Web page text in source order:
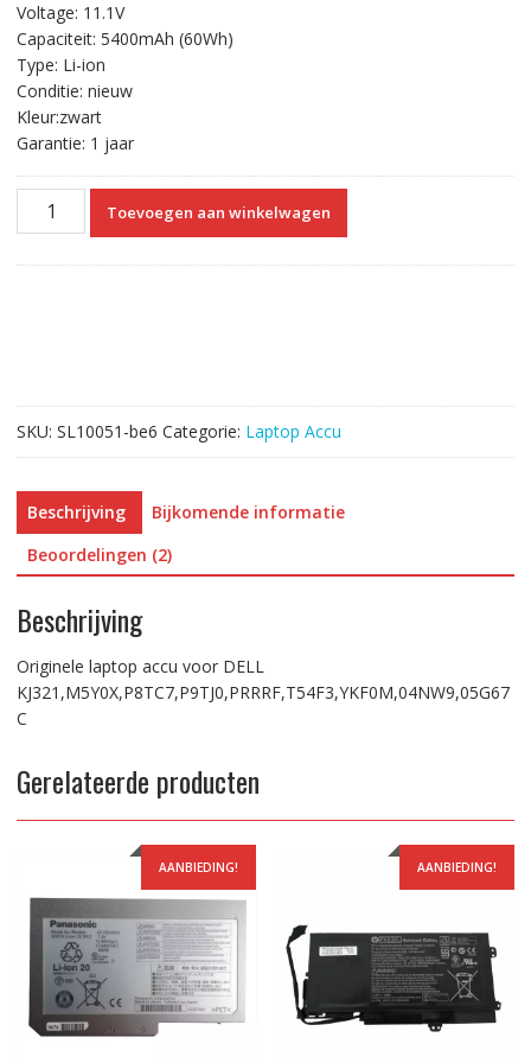
was:
€61.92.€35.35.
Voltage: 11.1V
Capaciteit: 5400mAh (60Wh)
Type: Li-ion
Conditie: nieuw
Kleur:zwart
Garantie: 1 jaar
Originele
Toevoegen aan winkelwagen
SKU: SL10051-be6 Categorie: Laptop Accu
Beschrijving
Bijkomende informatie
Beoordelingen (2)
Beschrijving
Originele laptop accu voor DELL
KJ321,M5Y0X,P8TC7,P9TJ0,PRRRF,T54F3,YKF0M,04NW9,05G67
C
Gerelateerde producten
AANBIEDING! AANBIEDING!